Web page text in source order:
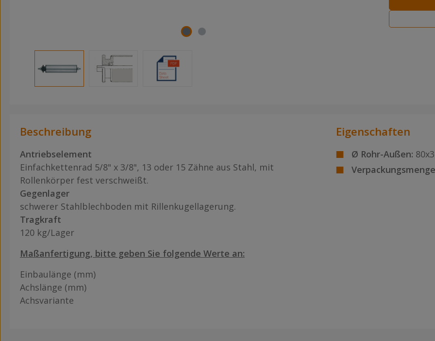
Beschreibung
Antriebselement
Einfachkettenrad 5/8" x 3/8", 13 oder 15 Zähne aus Stahl, mit
Rollenkörper fest verschweißt.
Gegenlager
schwerer Stahlblechboden mit Rillenkugellagerung.
Tragkraft
120 kg/Lager
Maßanfertigung, bitte geben Sie folgende Werte an:
Einbaulänge (mm)
Achslänge (mm)
Achsvariante
Eigenschaften
Ø Rohr-Außen: